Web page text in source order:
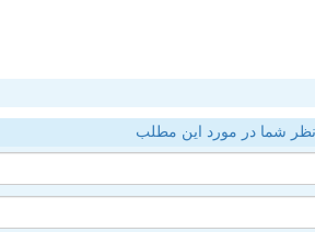
نظر شما در مورد این مطلب